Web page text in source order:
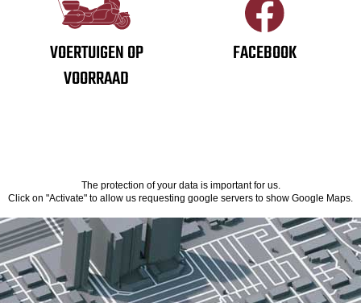
VOERTUIGEN OP
VOORRAAD
FACEBOOK
The protection of your data is important for us.
Click on "Activate" to allow us requesting google servers to show Google Maps.